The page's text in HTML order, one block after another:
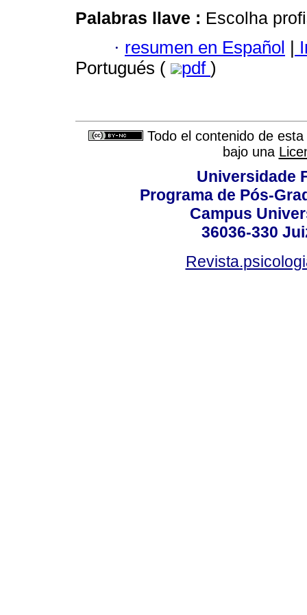
Palabras llave : Escolha
· resumen en Español |
Portugués (
pdf )
Todo el contenido de
bajo una
Universidade
Programa de Pós-
Campus
36036-330